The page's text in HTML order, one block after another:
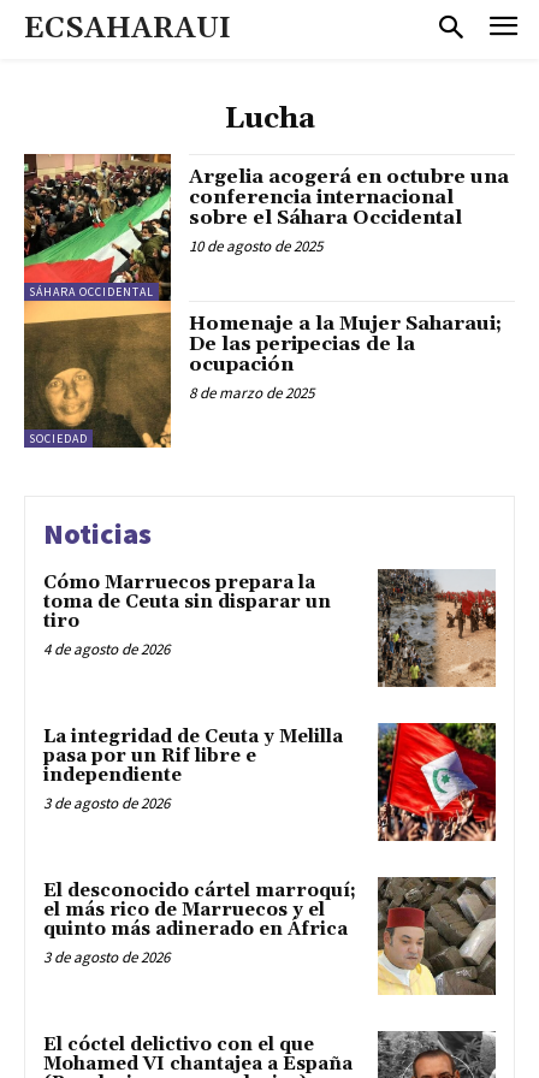
ECSAHARAUI
Lucha
SÁHARA OCCIDENTAL
Argelia acogerá en octubre una
conferencia internacional
sobre el Sáhara Occidental
10 de agosto de 2025
SOCIEDAD
Homenaje a la Mujer Saharaui;
De las peripecias de la
ocupación
8 de marzo de 2025
Noticias
Cómo Marruecos prepara la
toma de Ceuta sin disparar un
tiro
4 de agosto de 2026
La integridad de Ceuta y Melilla
pasa por un Rif libre e
independiente
3 de agosto de 2026
El desconocido cártel marroquí;
el más rico de Marruecos y el
quinto más adinerado en África
3 de agosto de 2026
El cóctel delictivo con el que
Mohamed VI chantajea a España